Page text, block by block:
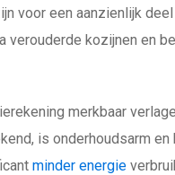
voor een aanzienlijk
kozijnen en
merkbaar
is onderhoudsarm
minder energie